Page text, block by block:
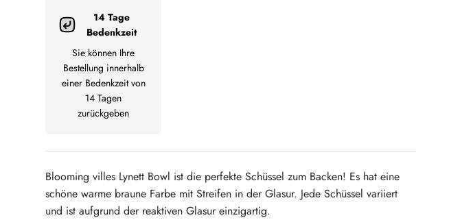
14 Tage
Bedenkzeit
Sie können Ihre
Bestellung innerhalb
einer Bedenkzeit von
14 Tagen
zurückgeben
Blooming villes Lynett Bowl ist die perfekte Schüssel zum Backen! Es hat eine
schöne warme braune Farbe mit Streifen in der Glasur. Jede Schüssel variiert
und ist aufgrund der reaktiven Glasur einzigartig.